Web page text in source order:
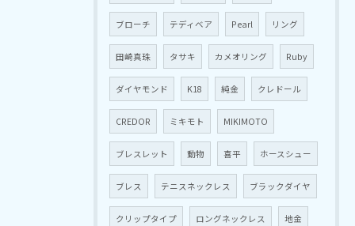
ブローチ テディベア Pearl リング
田崎真珠 タサキ カメオリング Ruby
ダイヤモンド K18 純金 クレドール
CREDOR ミキモト MIKIMOTO
ブレスレット 動物 喜平 ホースシュー
ブレス テニスネックレス ブラックダイヤ
クリップタイプ ロングネックレス 地金